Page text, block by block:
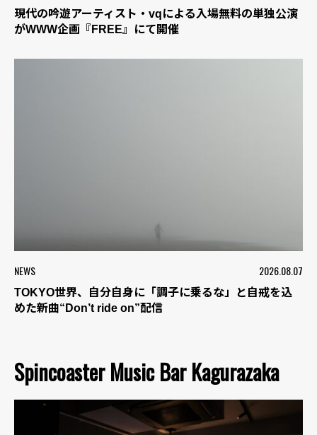
現代の吟遊アーティスト・vqによる入場無料の単独公演
がWWW企画『FREE』にて開催
NEWS 2026.08.07
TOKYO世界、自分自身に「調子に乗るな」と自戒を込
めた新曲“Don’t ride on”配信
Spincoaster Music Bar Kagurazaka